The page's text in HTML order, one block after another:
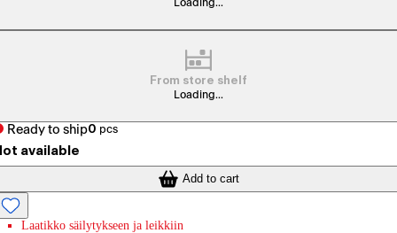
Loading...
From store shelf
Loading...
Ready to ship0 pcs
available
Add to cart
Laatikko säilytykseen ja leikkiin